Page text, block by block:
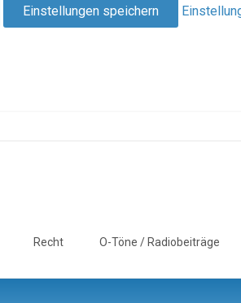
Einstellungen speichern
Recht O-Töne / Radiobeiträge